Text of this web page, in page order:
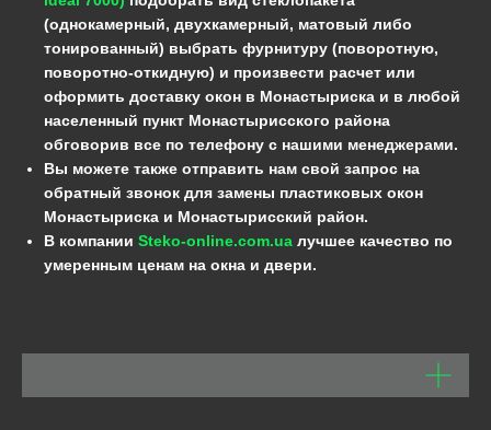
(однокамерный, двухкамерный, матовый либо
тонированный) выбрать фурнитуру (поворотную,
поворотно-откидную) и произвести расчет или
оформить доставку окон в Монастыриска и в любой
населенный пункт Монастырисского района
обговорив все по телефону с нашими менеджерами.
Вы можете также отправить нам свой запрос на
обратный звонок для замены пластиковых окон
Монастыриска и Монастырисский район.
В компании Steko-online.com.ua лучшее качество по
умеренным ценам на окна и двери.